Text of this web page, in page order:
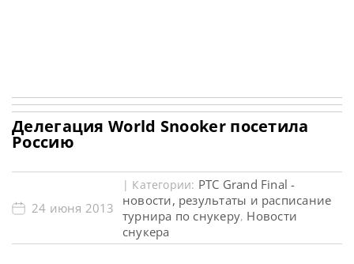
Делегация World Snooker посетила
Россию
24 июня 2013
| Категории: PTC Grand Final -
новости, результаты и расписание
турнира по снукеру, Новости
снукера